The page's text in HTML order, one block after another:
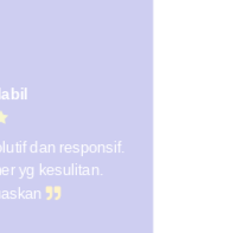
dan responsif.
yg kesulitan.